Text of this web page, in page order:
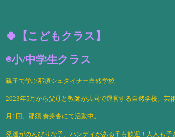
🍀【こどもクラス】
◉小/中学生クラス
親子で学ぶ那須シュタイナー自然学校
2023年5月から父母と教師が共同で運営する自然学校。芸
月1回、那須 奏身舎にて活動中。
発達がのんびりな子、ハンディがある子も歓迎！大人も子